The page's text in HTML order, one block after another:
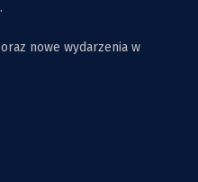
nowe wydarzenia w